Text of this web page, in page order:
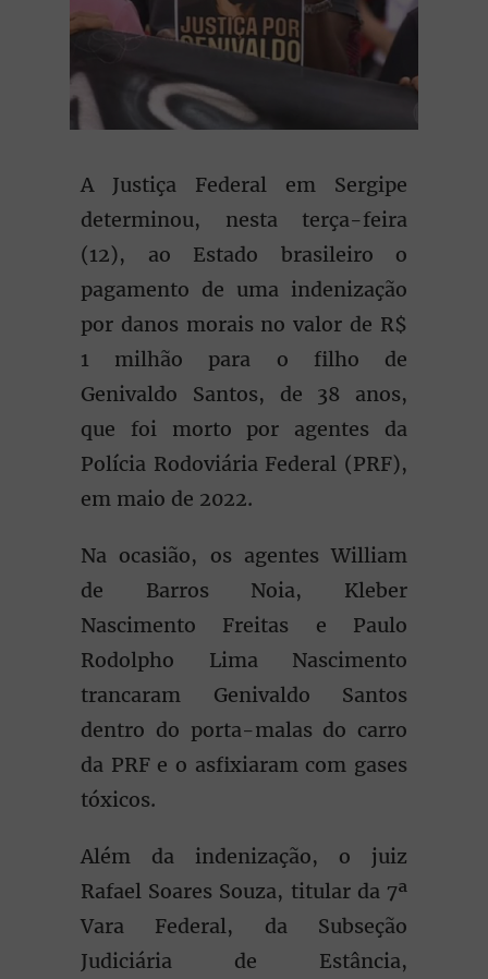
A Justiça Federal em Sergipe
determinou, nesta terça-feira
(12), ao Estado brasileiro o
pagamento de uma indenização
por danos morais no valor de R$
1 milhão para o filho de
Genivaldo Santos, de 38 anos,
que foi morto por agentes da
Polícia Rodoviária Federal (PRF),
em maio de 2022.
Na ocasião, os agentes William
de Barros Noia, Kleber
Nascimento Freitas e Paulo
Rodolpho Lima Nascimento
trancaram Genivaldo Santos
dentro do porta-malas do carro
da PRF e o asfixiaram com gases
tóxicos.
Além da indenização, o juiz
Rafael Soares Souza, titular da 7ª
Vara Federal, da Subseção
Judiciária de Estância,